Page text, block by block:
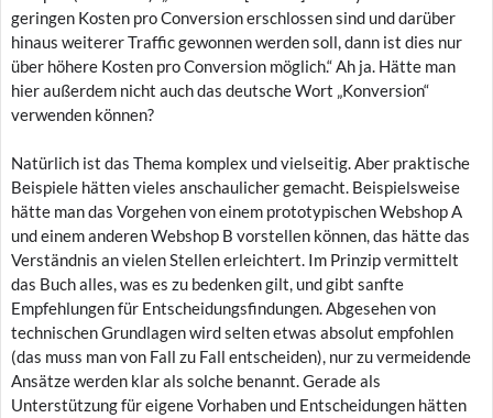
geringen Kosten pro Conversion erschlossen sind und darüber
hinaus weiterer Traffic gewonnen werden soll, dann ist dies nur
über höhere Kosten pro Conversion möglich.“ Ah ja. Hätte man
hier außerdem nicht auch das deutsche Wort „Konversion“
verwenden können?
Natürlich ist das Thema komplex und vielseitig. Aber praktische
Beispiele hätten vieles anschaulicher gemacht. Beispielsweise
hätte man das Vorgehen von einem prototypischen Webshop A
und einem anderen Webshop B vorstellen können, das hätte das
Verständnis an vielen Stellen erleichtert. Im Prinzip vermittelt
das Buch alles, was es zu bedenken gilt, und gibt sanfte
Empfehlungen für Entscheidungsfindungen. Abgesehen von
technischen Grundlagen wird selten etwas absolut empfohlen
(das muss man von Fall zu Fall entscheiden), nur zu vermeidende
Ansätze werden klar als solche benannt. Gerade als
Unterstützung für eigene Vorhaben und Entscheidungen hätten